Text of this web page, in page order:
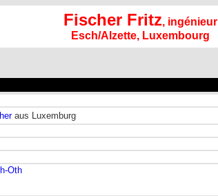
Fischer Fritz, ingénieur
Esch/Alzette, Luxembourg
aus Luxemburg
Oth